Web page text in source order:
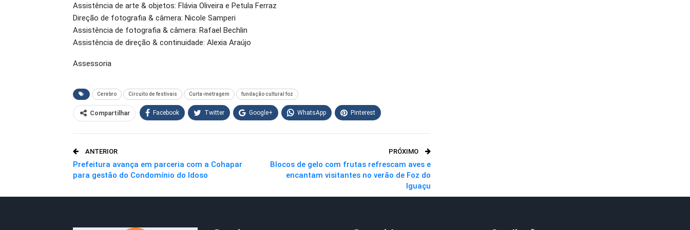
Assistência de arte & objetos: Flávia Oliveira e Petula Ferraz
Direção de fotografia & câmera: Nicole Samperi
Assistência de fotografia & câmera: Rafael Bechlin
Assistência de direção & continuidade: Alexia Araújo
Assessoria
Cerebro Circuito de festivais Curta-metragem fundação cultural foz
Compartilhar Facebook Twitter Google+ WhatsApp Pinterest
ANTERIOR
Prefeitura avança em parceria com a Cohapar
para gestão do Condomínio do Idoso
PRÓXIMO
Blocos de gelo com frutas refrescam aves e
encantam visitantes no verão de Foz do
Iguaçu